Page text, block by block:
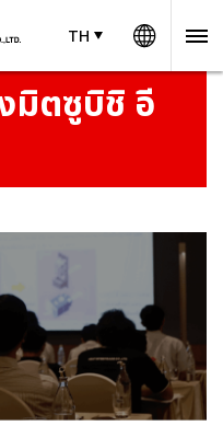
TH
TH
กษา
มิตซูบิชิ อี